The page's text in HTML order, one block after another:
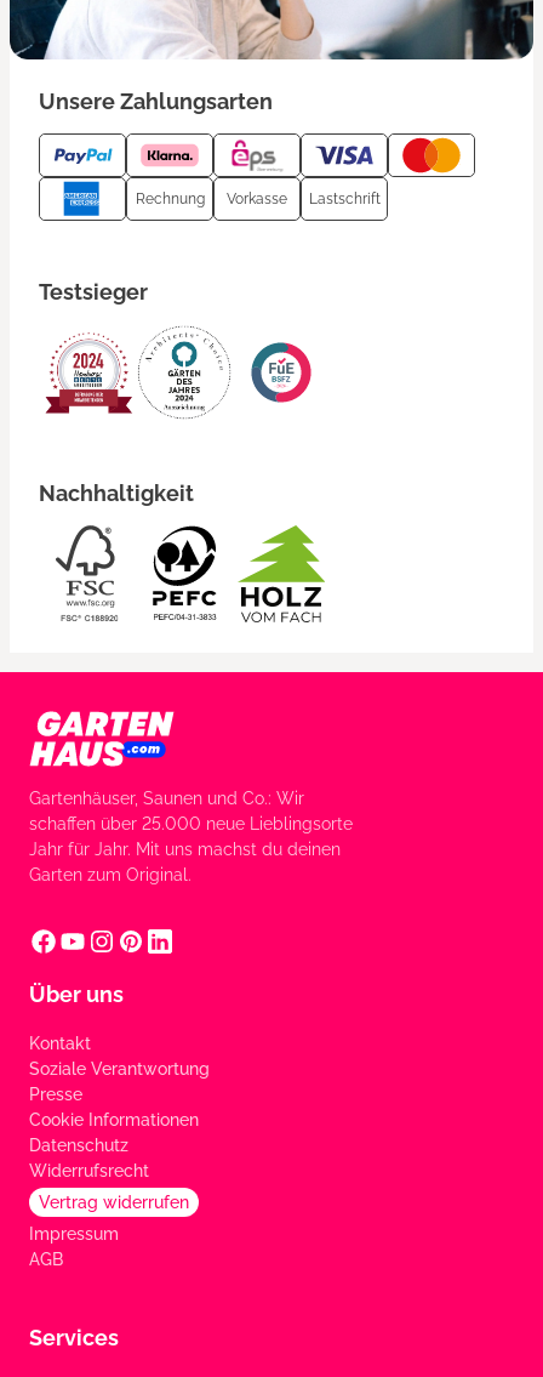
Unsere Zahlungsarten
Rechnung Vorkasse Lastschrift
Testsieger
Nachhaltigkeit
Gartenhäuser, Saunen und Co.: Wir
schaffen über 25.000 neue Lieblingsorte
Jahr für Jahr. Mit uns machst du deinen
Garten zum Original.
Über uns
Kontakt
Soziale Verantwortung
Presse
Cookie Informationen
Datenschutz
Widerrufsrecht
Vertrag widerrufen
Impressum
AGB
Services